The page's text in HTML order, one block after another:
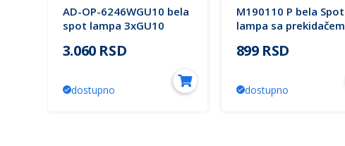
AD-OP-6246WGU10 bela
spot lampa 3xGU10
3.060 RSD
dostupno
M190110 P bela Spot
lampa sa prekidačem
Lighting
899 RSD
dostupno